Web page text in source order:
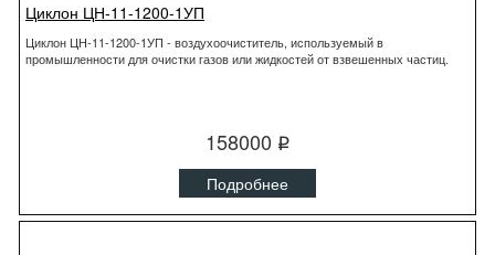
Циклон ЦН-11-1200-1УП
Циклон ЦН-11-1200-1УП - воздухоочиститель, используемый в
промышленности для очистки газов или жидкостей от взвешенных частиц.
158000 q
Подробнее